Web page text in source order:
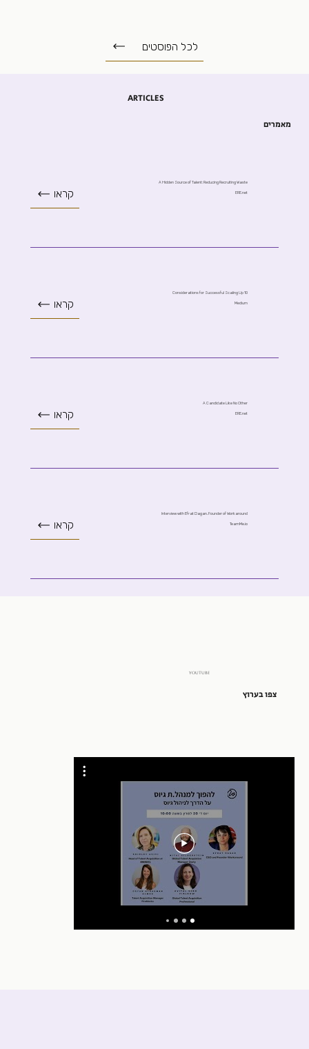
לכל הפוסטים
ARTICLES
מאמרים
קראו
A Hidden Source of Talent: Reducing Recruiting Waste
ERE.net
קראו
10 Considerations for Successful Scaling Up
Medium
קראו
A Candidate Like No Other
ERE.net
קראו
Interview with Efrat Dagan, Founder of Workaround
TeamMe.io
YOUTUBE
צפו בערוץ